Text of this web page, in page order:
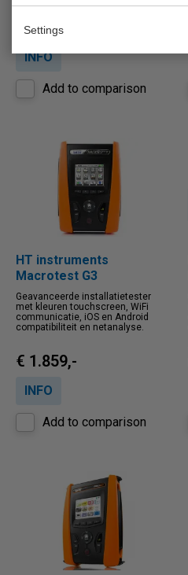
Settings
NEN1010.
€ 1.650,-
INFO
Add to comparison
HT instruments
Macrotest G3
Geavanceerde installatietester
met kleuren touchscreen, WiFi
communicatie, iOS en Android
compatibiliteit en netanalyse.
€ 1.859,-
INFO
Add to comparison